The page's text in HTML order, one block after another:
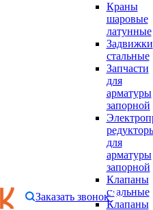
Краны
шаровые
латунные
Задвижки
стальные
Запчасти
для
арматуры
запорной
для
арматуры
запорной
Клапаны
стальные
Клапаны
Заказать звонок